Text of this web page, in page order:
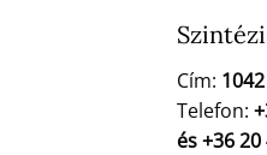
Cím:
Telefon:
és +36